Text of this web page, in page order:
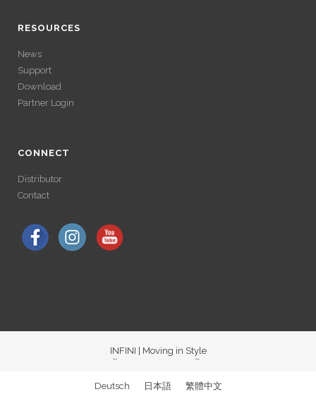
GAINS SANS
VÉRIFICATION
LONGUE
Avec un , vous pouvez retirer vos gains plus rapidement. Certaines
GAINS SANS
VÉRIFICATION
LONGUE
RESOURCES
News
Support
Download
Partner Login
CONNECT
Distributor
Contact
INFINI | Moving in Style
ACCÉDER À SES
Deutsch 日本語 繁體中文